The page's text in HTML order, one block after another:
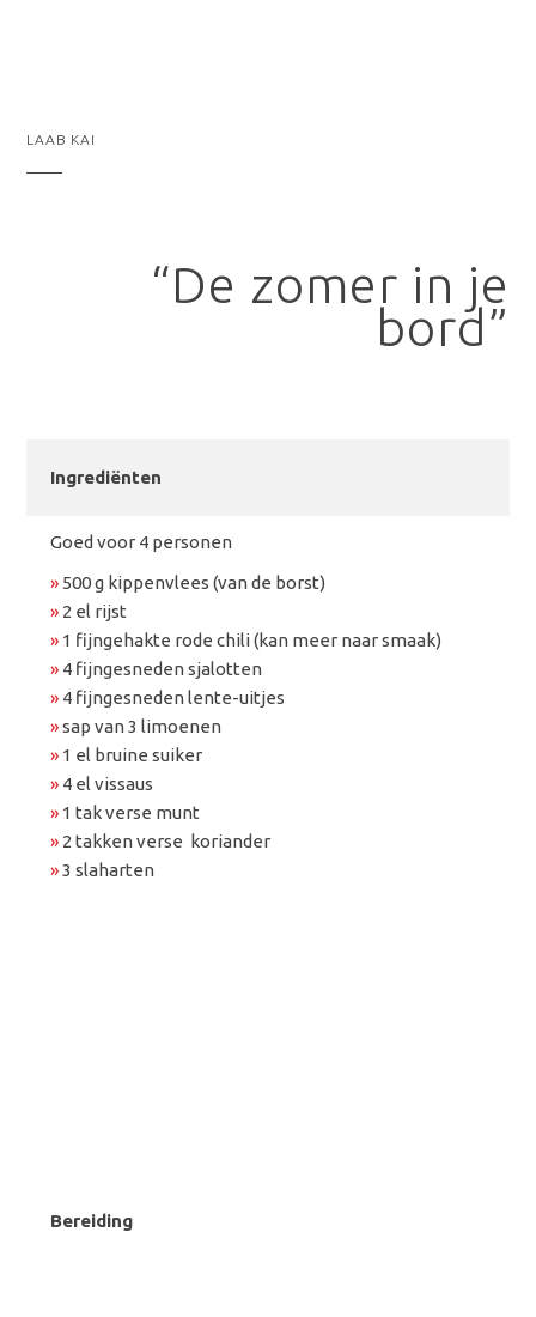
LAAB KAI
“De zomer in je
bord”
Ingrediënten
Goed voor 4 personen
» 500 g kippenvlees (van de borst)
» 2 el rijst
» 1 fijngehakte rode chili (kan meer naar smaak)
» 4 fijngesneden sjalotten
» 4 fijngesneden lente-uitjes
»sap van 3 limoenen
» 1 el bruine suiker
» 4 el vissaus
» 1 tak verse munt
» 2 takken verse koriander
»3 slaharten
Bereiding